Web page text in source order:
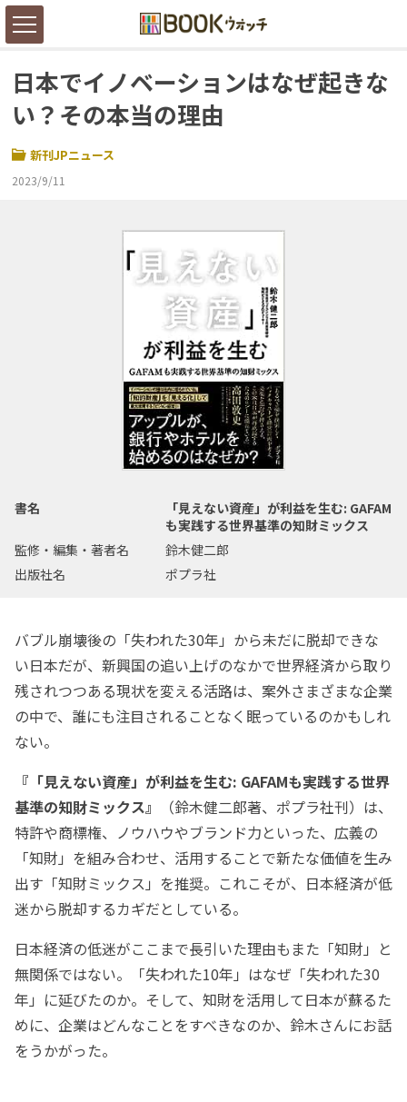
日本でイノベーションはなぜ起きな
い？その本当の理由
新刊JPニュース
2023/9/11
書名
「見えない資産」が利益を生む: GAFAM
も実践する世界基準の知財ミックス
監修・編集・著者名
鈴木健二郎
出版社名
ポプラ社
バブル崩壊後の「失われた30年」から未だに脱却できな
い日本だが、新興国の追い上げのなかで世界経済から取り
残されつつある現状を変える活路は、案外さまざまな企業
の中で、誰にも注目されることなく眠っているのかもしれ
ない。
『「見えない資産」が利益を生む: GAFAMも実践する世界
基準の知財ミックス』
（鈴木健二郎著、ポプラ社刊）は、
特許や商標権、ノウハウやブランド力といった、広義の
「知財」を組み合わせ、活用することで新たな価値を生み
出す「知財ミックス」を推奨。これこそが、日本経済が低
迷から脱却するカギだとしている。
日本経済の低迷がここまで長引いた理由もまた「知財」と
無関係ではない。「失われた10年」はなぜ「失われた30
年」に延びたのか。そして、知財を活用して日本が蘇るた
めに、企業はどんなことをすべきなのか、鈴木さんにお話
をうかがった。